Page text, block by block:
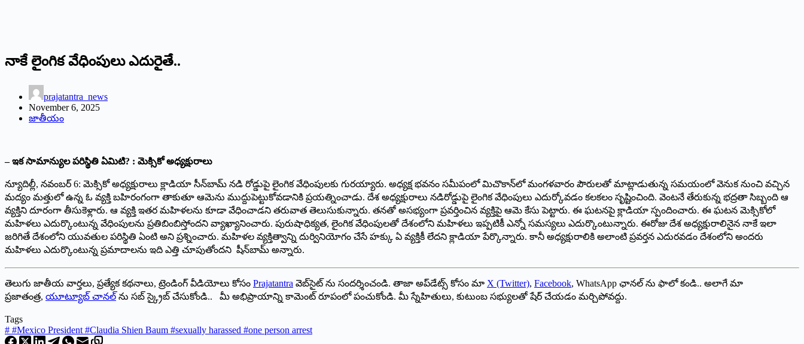
నాకే లైంగిక వేధింపులు ఎదురైతే..
prajatantra_news
November 6, 2025
జాతీయం
– ఇక సామాన్యుల పరిస్థితి ఏమిటి? : మెక్సికో అధ్యక్షురాలు
న్యూదిల్లీ, నవంబర్‌ 6: మెక్సికో అధ్యక్షురాలు క్లాడియా సీన్‌బామ్‌ నడి రోడ్డుపై లైంగిక వేధింపులకు గురయ్యారు. అధ్యక్ష భవనం సమీపంలో మిచొకాన్‌లో మంగళవారం పౌరులతో మాట్లాడుతున్న సమయంలో వెనుక నుంచి వచ్చిన
మద్యం మత్తులో ఉన్న ఓ వ్యక్తి బహిరంగంగా తాకుతూ ఆమెను ముద్దుపెట్టుకోవడానికి ప్రయత్నించాడు. దేశ అధ్యక్షురాలు నడిరోడ్డుపై లైంగిక వేధింపులు ఎదుర్కోవడం కలకలం సృష్టించింది. వెంటనే తేరుకున్న భద్రతా సిబ్బంది ఆ
వ్యక్తిని దూరంగా తీసుకెళ్లారు. ఆ వ్యక్తి ఇతర మహిళలను కూడా వేధించాడని తరువాత తెలుసుకున్నారు. తనతో అసభ్యంగా ప్రవర్తించిన వ్యక్తిపై ఆమె కేసు పెట్టారు. ఈ ఘటనపై క్లాడియా స్పందించారు. ఈ ఘటన మెక్సికోలో
మహిళలు ఎదుర్కొంటున్న వేధింపులను ప్రతిబింబిస్తోందని వ్యాఖ్యానించారు. పురుషాధిక్యత, లైంగిక వేధింపులతో దేశంలోని మహిళలు ఇప్పటికీ ఎన్నో సమస్యలు ఎదుర్కొంటున్నారు. ఈరోజు దేశ అధ్యక్షురాలినైన నాకే ఇలా
జరిగితే దేశంలోని యువతుల పరిస్థితి ఏంటి అని ప్రశ్నించారు. మహిళల వ్యక్తిత్వాన్ని దుర్వినియోగం చేసే హక్కు ఏ వ్యక్తికీ లేదని క్లాడియా పేర్కొన్నారు. కానీ అధ్యక్షురాలికి అలాంటి ప్రవర్తన ఎదుర‌వ‌డం దేశంలోని అందరు
మహిళలు ఎదుర్కొంటున్న ప్రమాదాలను ఇది ఎత్తి చూపుతోందని షీన్‌బామ్‌ అన్నారు.
తెలుగు జాతీయ వార్తలు, ప్రత్యేక కథనాలు, ట్రెండింగ్ వీడియోలు కోసం Prajatantra వెబ్‌సైట్ ను సందర్శించండి. తాజా అప్‌డేట్స్ కోసం మా X (Twitter), Facebook, WhatsApp ఛానల్ ను ఫాలో కండి.. అలాగే మా
ప్రజాతంత్ర, యూట్యూబ్ చానల్ ను సబ్ స్క్రైబ్ చేసుకోండి.. మీ అభిప్రాయాన్ని కామెంట్ రూపంలో పంచుకోండి. మీ స్నేహితులు, కుటుంబ సభ్యులతో షేర్ చేయడం మర్చిపోవద్దు.
Tags
# #Mexico President #Claudia Shien Baum #sexually harassed #one person arrest